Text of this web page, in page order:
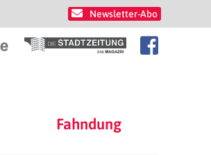
Newsletter-Abo
Fahndung